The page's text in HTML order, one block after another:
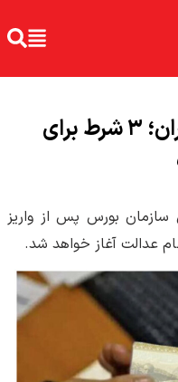
اطلاعیه مهم برای سهامداران؛ ۳ شرط برای
سازمان بورس پس از واریز
عدالت آغاز خواهد شد.